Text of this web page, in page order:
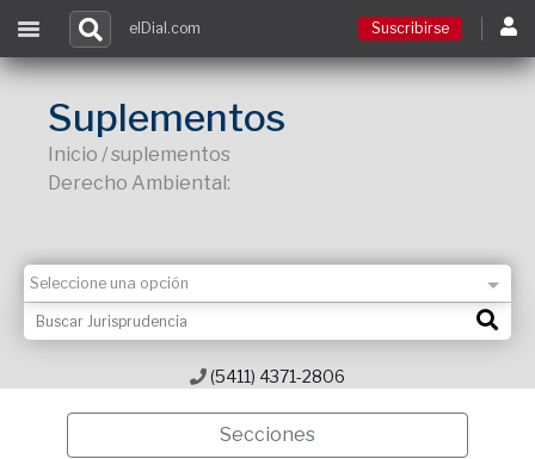
elDial.com Suscribirse
Suplementos
Inicio / suplementos
Derecho Ambiental:
(5411) 4371-2806
Secciones